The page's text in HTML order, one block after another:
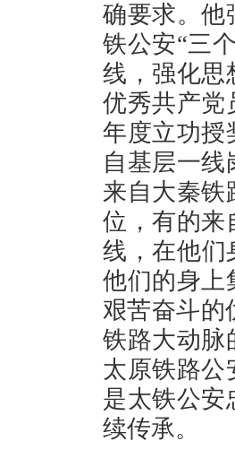
确要求。他
铁公安“三
线，强化思
优秀共产党
年度立功授
自基层一
来自大秦铁
位，有的来
线，在他
他们的身上
艰苦奋斗的
铁路大动脉
太原铁路公
是太铁公安
续传承。